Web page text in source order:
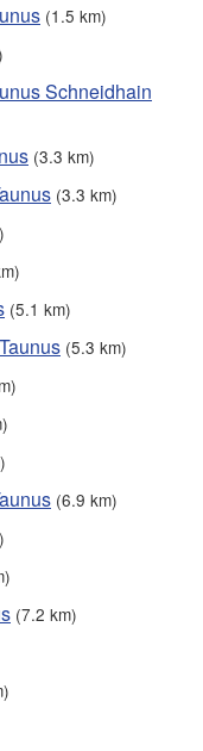
(1.5 km)
Schneidhain
(3.3 km)
(3.3 km)
(5.1 km)
(5.3 km)
(6.9 km)
(7.2 km)